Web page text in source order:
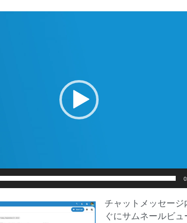
チャットメッセー
ぐにサムネールビ